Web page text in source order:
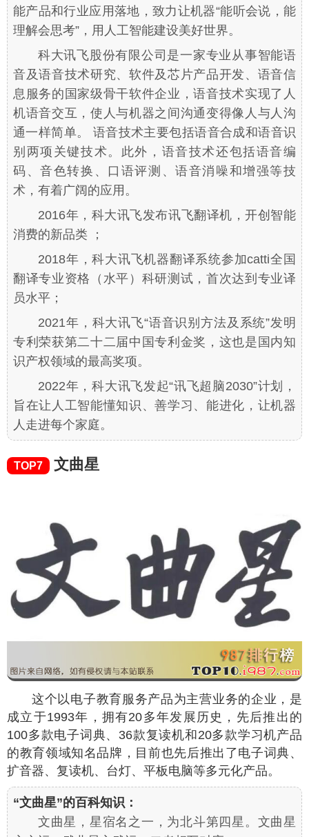
能产品和行业应用落地，致力让机器“能听会说，能
理解会思考”，用人工智能建设美好世界。
科大讯飞股份有限公司是一家专业从事智能语
音及语音技术研究、软件及芯片产品开发、语音信
息服务的国家级骨干软件企业，语音技术实现了人
机语音交互，使人与机器之间沟通变得像人与人沟
通一样简单。 语音技术主要包括语音合成和语音识
别两项关键技术。此外，语音技术还包括语音编
码、音色转换、口语评测、语音消噪和增强等技
术，有着广阔的应用。
2016年，科大讯飞发布讯飞翻译机，开创智能
消费的新品类 ；
2018年，科大讯飞机器翻译系统参加catti全国
翻译专业资格（水平）科研测试，首次达到专业译
员水平；
2021年，科大讯飞“语音识别方法及系统”发明
专利荣获第二十二届中国专利金奖，这也是国内知
识产权领域的最高奖项。
2022年，科大讯飞发起“讯飞超脑2030”计划，
旨在让人工智能懂知识、善学习、能进化，让机器
人走进每个家庭。
TOP7 文曲星
这个以电子教育服务产品为主营业务的企业，是
成立于1993年，拥有20多年发展历史，先后推出的
100多款电子词典、36款复读机和20多款学习机产品
的教育领域知名品牌，目前也先后推出了电子词典、
扩音器、复读机、台灯、平板电脑等多元化产品。
“文曲星”的百科知识：
文曲星，星宿名之一，为北斗第四星。文曲星